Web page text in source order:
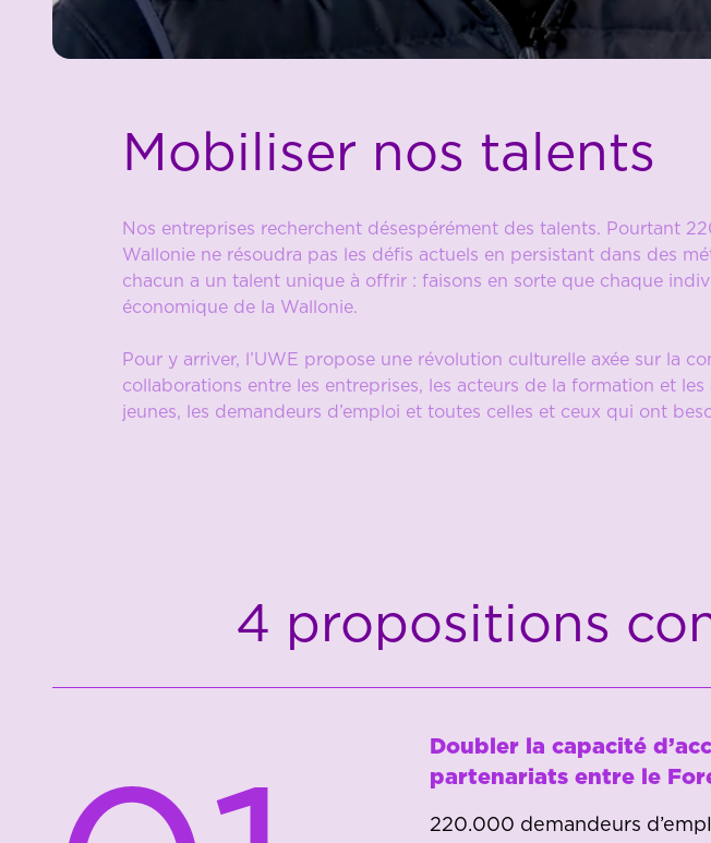
Mobiliser nos talents
Nos entreprises recherchent désespérément des talents. Pourtant
Wallonie ne résoudra pas les défis actuels en persistant dans des
chacun a un talent unique à offrir : faisons en sorte que chaque
économique de la Wallonie.
Pour y arriver, l’UWE propose une révolution culturelle axée sur la
collaborations entre les entreprises, les acteurs de la formation et
jeunes, les demandeurs d’emploi et toutes celles et ceux qui ont
4 propositions
Doubler la capacité
partenariats entre le
220.000 demandeurs